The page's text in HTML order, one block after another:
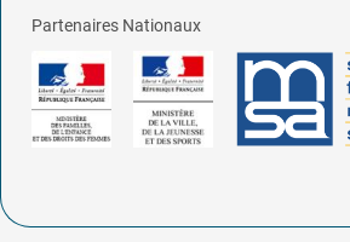
Partenaires Nationaux